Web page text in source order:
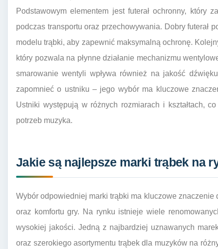
Podstawowym elementem jest futerał ochronny, który
podczas transportu oraz przechowywania. Dobry futerał
modelu trąbki, aby zapewnić maksymalną ochronę.
który pozwala na płynne działanie mechanizmu
smarowanie wentyli wpływa również na jakość
zapomnieć o ustniku – jego wybór ma kluczowe
Ustniki występują w różnych rozmiarach i kształtach,
potrzeb muzyka.
Jakie są najlepsze marki trąbek na
Wybór odpowiedniej marki trąbki ma kluczowe
oraz komfortu gry. Na rynku istnieje wiele
wysokiej jakości. Jedną z najbardziej uznawanych
oraz szerokiego asortymentu trąbek dla muzyków na